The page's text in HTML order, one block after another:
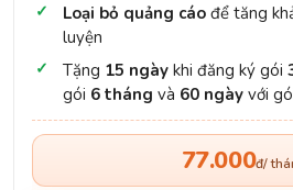
Loại bỏ quảng cáo để tăng
luyện
Tặng 15 ngày khi đăng ký gói
gói 6 tháng và 60 ngày với
77.000đ/